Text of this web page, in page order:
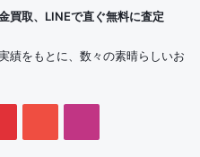
買取、LINEで直ぐ無料に査定
績をもとに、数々の素晴らしいお